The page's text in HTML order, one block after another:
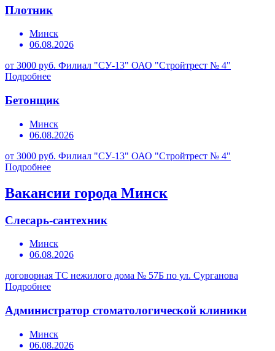
Плотник
Минск
06.08.2026
от 3000 руб. Филиал "СУ-13" ОАО "Стройтрест № 4"
Подробнее
Бетонщик
Минск
06.08.2026
от 3000 руб. Филиал "СУ-13" ОАО "Стройтрест № 4"
Подробнее
Вакансии города Минск
Слесарь-сантехник
Минск
06.08.2026
договорная ТС нежилого дома № 57Б по ул. Сурганова
Подробнее
Администратор стоматологической клиники
Минск
06.08.2026